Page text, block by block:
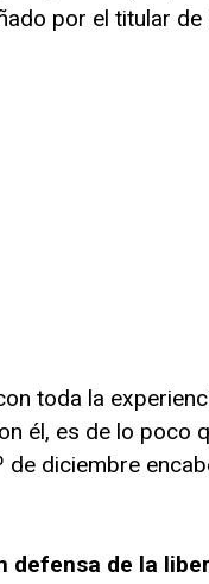
por el titular de
toda la
él, es de lo poco
de diciembre
defensa de la